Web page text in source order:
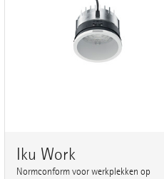
Iku Work
Normconform voor werkplekken op